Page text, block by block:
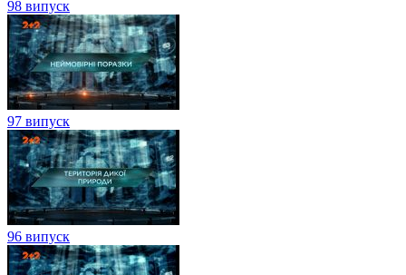
98 випуск
97 випуск
96 випуск